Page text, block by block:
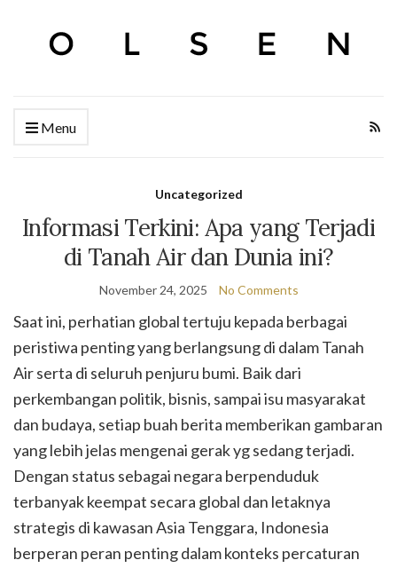
Menu
Uncategorized
Informasi Terkini: Apa yang Terjadi
di Tanah Air dan Dunia ini?
November 24, 2025 No Comments
Saat ini, perhatian global tertuju kepada berbagai
peristiwa penting yang berlangsung di dalam Tanah
Air serta di seluruh penjuru bumi. Baik dari
perkembangan politik, bisnis, sampai isu masyarakat
dan budaya, setiap buah berita memberikan gambaran
yang lebih jelas mengenai gerak yg sedang terjadi.
Dengan status sebagai negara berpenduduk
terbanyak keempat secara global dan letaknya
strategis di kawasan Asia Tenggara, Indonesia
berperan peran penting dalam konteks percaturan